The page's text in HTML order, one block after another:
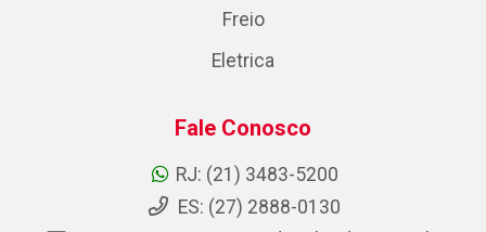
Freio
Eletrica
Fale Conosco
RJ: (21) 3483-5200
ES: (27) 2888-0130